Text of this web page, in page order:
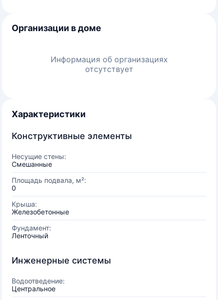
Организации в доме
Информация об организациях
отсутствует
Характеристики
Конструктивные элементы
Несущие стены:
Смешанные
Площадь подвала, м²:
0
Крыша:
Железобетонные
Фундамент:
Ленточный
Инженерные системы
Водоотведение:
Центральное